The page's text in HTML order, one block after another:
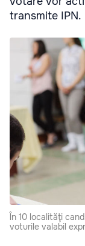
transmite IPN.
În 10 localităţi
voturile valabil